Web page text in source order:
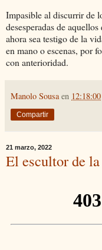
Impasible al discurrir de
desesperadas de
ahora sea testigo de la
en mano o escenas, por
con anterioridad.
Manolo Sousa en 12:18:00
Compartir
21 marzo, 2022
El escultor de